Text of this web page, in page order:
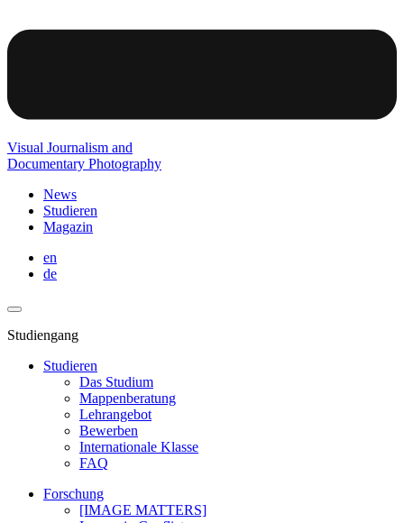
Visual Journalism and
Documentary Photography
News
Studieren
Magazin
en
de
Studiengang
Studieren
Das Studium
Mappenberatung
Lehrangebot
Bewerben
Internationale Klasse
FAQ
Forschung
[IMAGE MATTERS]